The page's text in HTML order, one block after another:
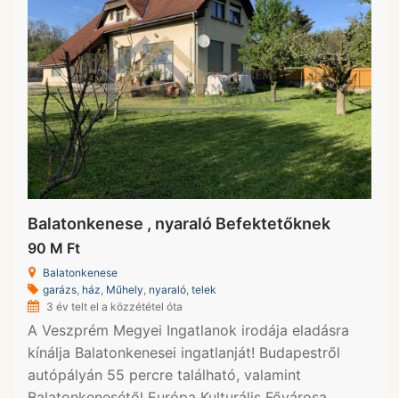
Balatonkenese , nyaraló Befektetőknek
90 M Ft
Balatonkenese
garázs, ház, Műhely, nyaraló, telek
3 év telt el a közzététel óta
A Veszprém Megyei Ingatlanok irodája eladásra
kínálja Balatonkenesei ingatlanját! Budapestről
autópályán 55 percre található, valamint